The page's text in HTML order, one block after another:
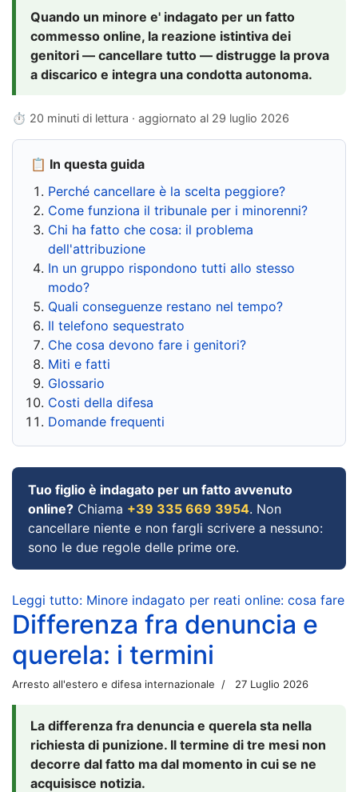
Quando un minore e' indagato per un fatto
commesso online, la reazione istintiva dei
genitori — cancellare tutto — distrugge la prova
a discarico e integra una condotta autonoma.
⏱ 20 minuti di lettura · aggiornato al 29 luglio 2026
📋 In questa guida
Perché cancellare è la scelta peggiore?
Come funziona il tribunale per i minorenni?
Chi ha fatto che cosa: il problema
dell'attribuzione
In un gruppo rispondono tutti allo stesso
modo?
Quali conseguenze restano nel tempo?
Il telefono sequestrato
Che cosa devono fare i genitori?
Miti e fatti
Glossario
Costi della difesa
Domande frequenti
Tuo figlio è indagato per un fatto avvenuto
online? Chiama +39 335 669 3954. Non
cancellare niente e non fargli scrivere a nessuno:
sono le due regole delle prime ore.
Leggi tutto: Minore indagato per reati online: cosa fare
Differenza fra denuncia e
querela: i termini
Arresto all'estero e difesa internazionale 27 Luglio 2026
La differenza fra denuncia e querela sta nella
richiesta di punizione. Il termine di tre mesi non
decorre dal fatto ma dal momento in cui se ne
acquisisce notizia.